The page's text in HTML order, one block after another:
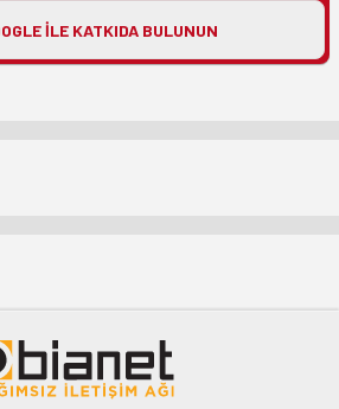
ILE KATKIDA BULUNUN